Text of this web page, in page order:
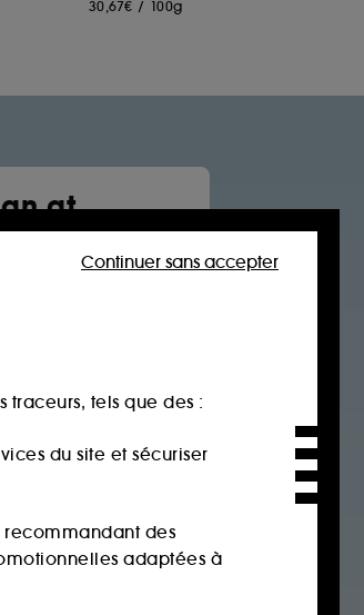
30,67€ / 100g
at
traceurs, tels que des :
du site et sécuriser
recommandant des
adaptées à
Continuer sans accepter